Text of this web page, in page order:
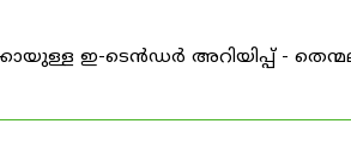
ഇ-ടെൻഡർ അറിയിപ്പ് -